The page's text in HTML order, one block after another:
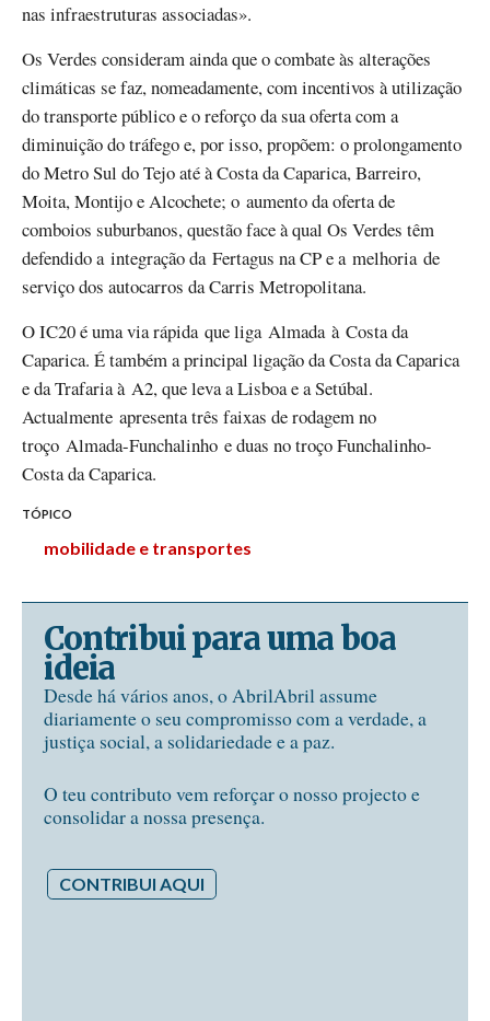
nas infraestruturas associadas».
Os Verdes consideram ainda que o combate às alterações
climáticas se faz, nomeadamente, com incentivos à utilização
do transporte público e o reforço da sua oferta com a
diminuição do tráfego e, por isso, propõem: o prolongamento
do Metro Sul do Tejo até à Costa da Caparica, Barreiro,
Moita, Montijo e Alcochete; o aumento da oferta de
comboios suburbanos, questão face à qual Os Verdes têm
defendido a integração da Fertagus na CP e a melhoria de
serviço dos autocarros da Carris Metropolitana.
O IC20 é uma via rápida que liga Almada à Costa da
Caparica. É também a principal ligação da Costa da Caparica
e da Trafaria à A2, que leva a Lisboa e a Setúbal.
Actualmente apresenta três faixas de rodagem no
troço Almada-Funchalinho e duas no troço Funchalinho-
Costa da Caparica.
TÓPICO
mobilidade e transportes
Contribui para uma boa
ideia
Desde há vários anos, o AbrilAbril assume
diariamente o seu compromisso com a verdade, a
justiça social, a solidariedade e a paz.
O teu contributo vem reforçar o nosso projecto e
consolidar a nossa presença.
CONTRIBUI AQUI